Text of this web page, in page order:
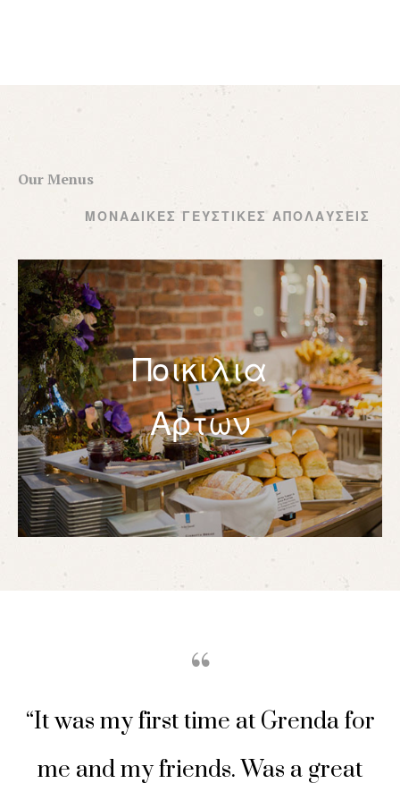
Our Menus
ΜΟΝΑΔΙΚΕΣ ΓΕΥΣΤΙΚΕΣ ΑΠΟΛΑΥΣΕΙΣ
Ποικιλια
Αρτων
“It was my first time at Grenda for
me and my friends. Was a great